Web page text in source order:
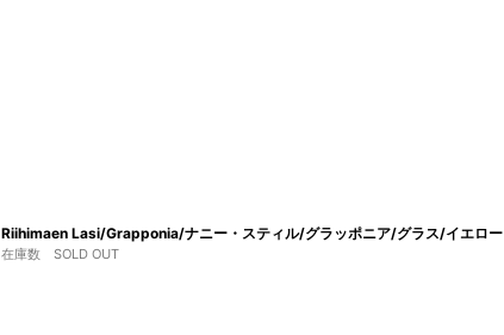
Riihimaen Lasi/Grapponia/ナニー・スティル/グラッポニア/グラス/イエロー
在庫数 SOLD OUT